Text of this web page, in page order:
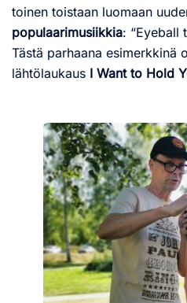
toinen toistaan luomaan
populaarimusiikkia: “Eyeball
Tästä parhaana esimerkkinä
lähtölaukaus I Want to Hold